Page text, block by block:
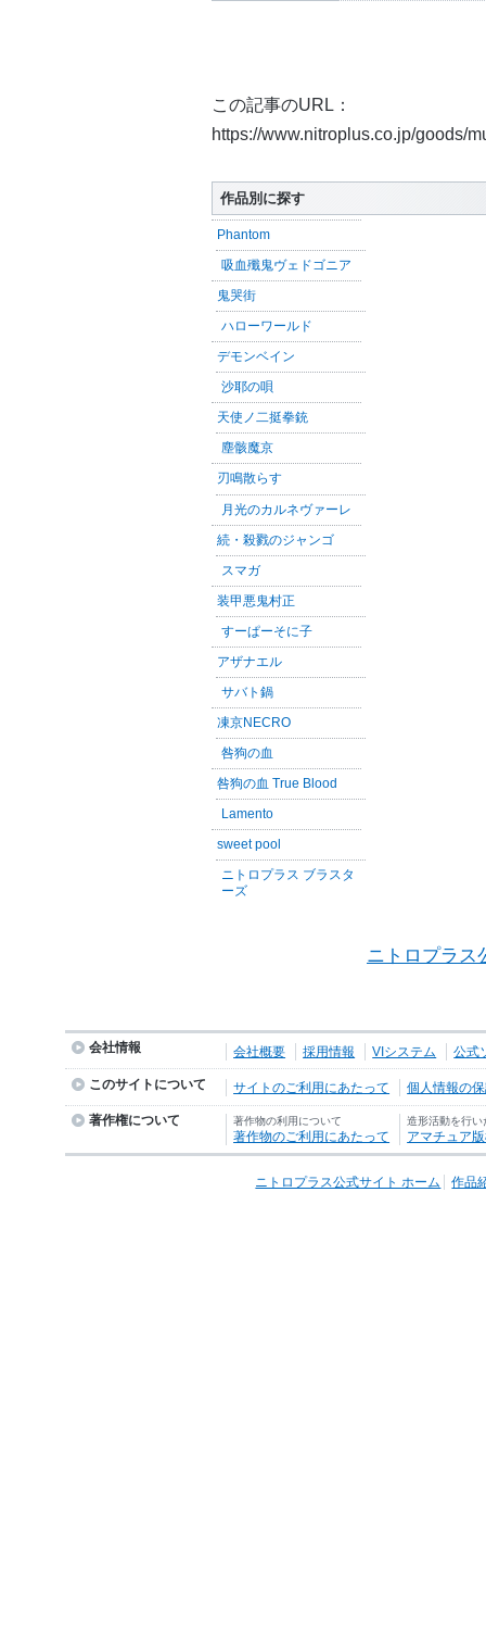
この記事のURL：
https://www.nitroplus.co.jp/goods/
作品別に探す
Phantom
吸血殲鬼ヴェドゴニア
鬼哭街
ハローワールド
デモンベイン
沙耶の唄
天使ノ二挺拳銃
塵骸魔京
刃鳴散らす
月光のカルネヴァーレ
続・殺戮のジャンゴ
スマガ
装甲悪鬼村正
すーぱーそに子
アザナエル
サバト鍋
凍京NECRO
咎狗の血
咎狗の血 True Blood
Lamento
sweet pool
ニトロプラス ブラスタ
ーズ
ニトロプラス
会社情報 会社概要 採用情報 VIシステム 公式
このサイトについて サイトのご利用にあたって 個人情報の
著作権について 著作物の利用について
著作物のご利用にあたって
造形活動を行い
アマチュア
ニトロプラス公式サイト ホーム 作品